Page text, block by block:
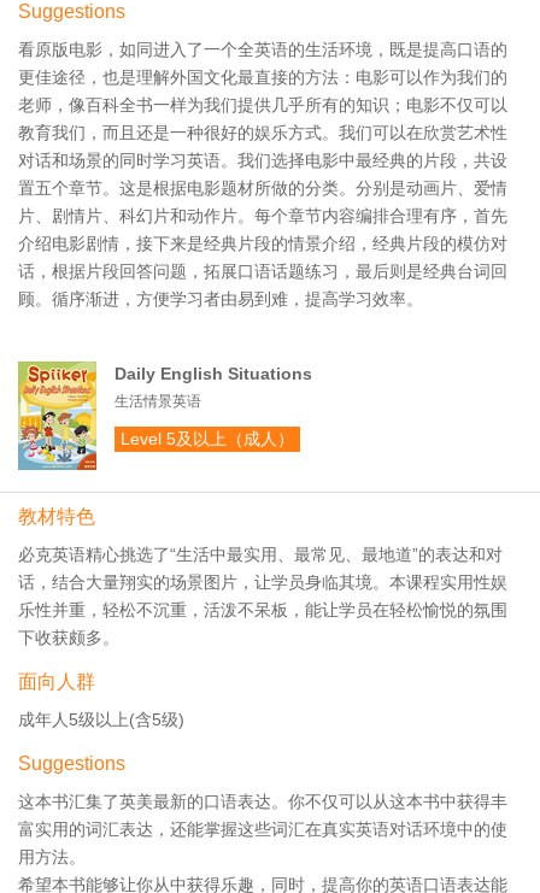
Suggestions
看原版电影，如同进入了一个全英语的生活环境，既是提高口语的
更佳途径，也是理解外国文化最直接的方法：电影可以作为我们的
老师，像百科全书一样为我们提供几乎所有的知识；电影不仅可以
教育我们，而且还是一种很好的娱乐方式。我们可以在欣赏艺术性
对话和场景的同时学习英语。我们选择电影中最经典的片段，共设
置五个章节。这是根据电影题材所做的分类。分别是动画片、爱情
片、剧情片、科幻片和动作片。每个章节内容编排合理有序，首先
介绍电影剧情，接下来是经典片段的情景介绍，经典片段的模仿对
话，根据片段回答问题，拓展口语话题练习，最后则是经典台词回
顾。循序渐进，方便学习者由易到难，提高学习效率。
Daily English Situations
生活情景英语
Level 5及以上（成人）
教材特色
必克英语精心挑选了“生活中最实用、最常见、最地道”的表达和对
话，结合大量翔实的场景图片，让学员身临其境。本课程实用性娱
乐性并重，轻松不沉重，活泼不呆板，能让学员在轻松愉悦的氛围
下收获颇多。
面向人群
成年人5级以上(含5级)
Suggestions
这本书汇集了英美最新的口语表达。你不仅可以从这本书中获得丰
富实用的词汇表达，还能掌握这些词汇在真实英语对话环境中的使
用方法。
希望本书能够让你从中获得乐趣，同时，提高你的英语口语表达能